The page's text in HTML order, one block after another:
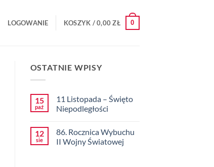
LOGOWANIE KOSZYK /0,00ZŁ 0
OSTATNIE WPISY
15
paź
11 Listopada – Święto
Niepodległości
do
11
Listopada
12
sie
86. Rocznica Wybuchu
II Wojny Światowej